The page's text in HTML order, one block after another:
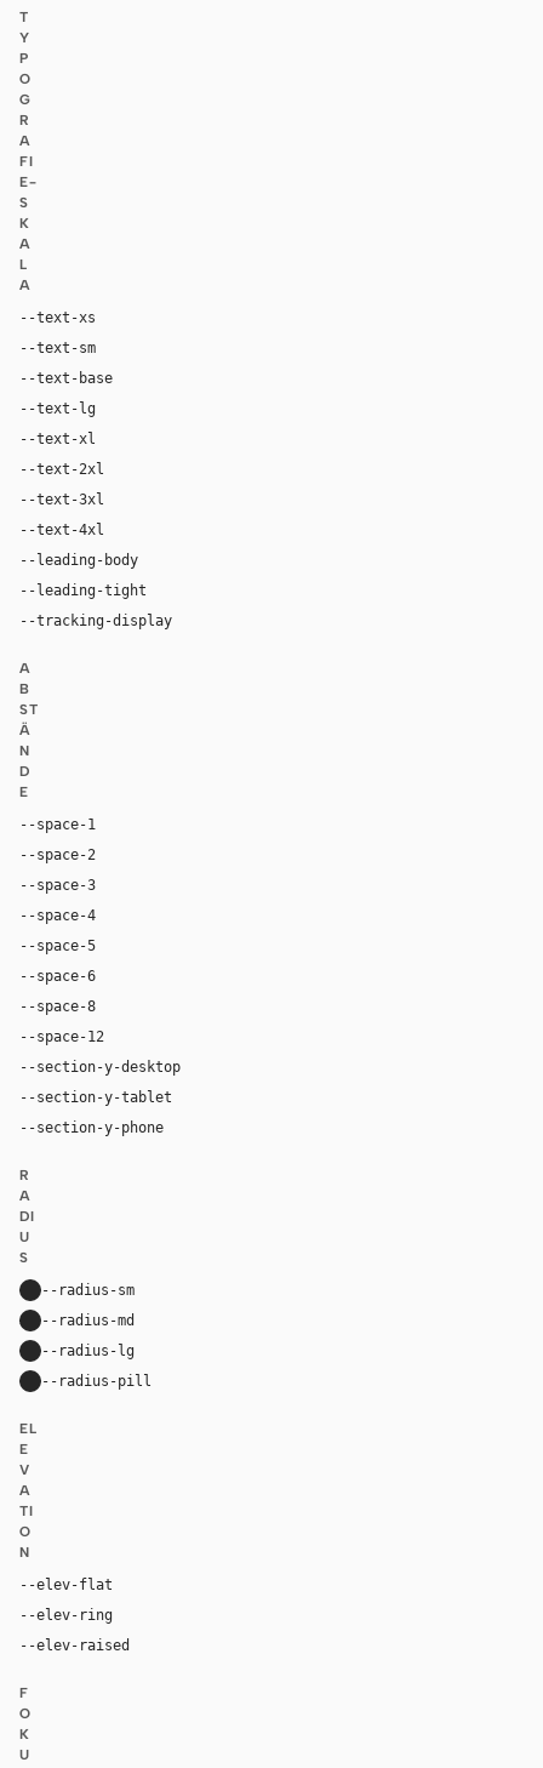
T
Y
P
O
G
R
A
FI
E-
S
K
A
L
A
--text-xs
--text-sm
--text-base
--text-lg
--text-xl
--text-2xl
--text-3xl
--text-4xl
--leading-body
--leading-tight
--tracking-display
A
B
ST
Ä
N
D
E
--space-1
--space-2
--space-3
--space-4
--space-5
--space-6
--space-8
--space-12
--section-y-desktop
--section-y-tablet
--section-y-phone
R
A
DI
U
S
--radius-sm
--radius-md
--radius-lg
--radius-pill
EL
E
V
A
TI
O
N
--elev-flat
--elev-ring
--elev-raised
F
O
K
U